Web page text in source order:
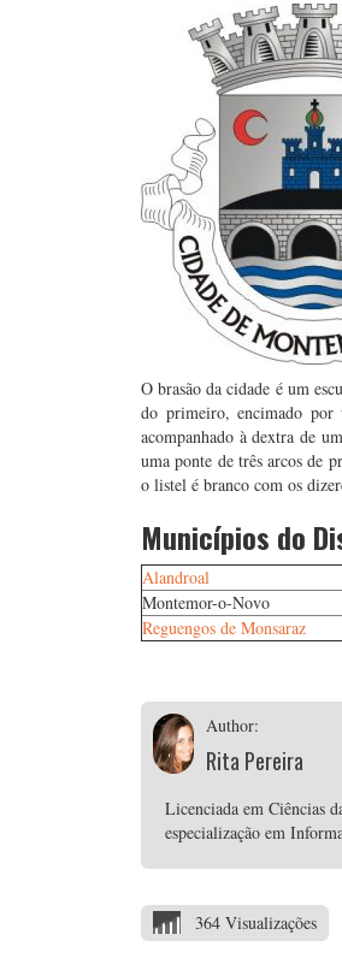
O brasão da cidade é um
do primeiro, encimado por
acompanhado à dextra de
uma ponte de três arcos de
o listel é branco com os
Municípios do
Alandroal
Montemor-o-Novo
Reguengos de Monsaraz
Author:
Rita Pereira
Licenciada em Ciências
especialização em
364 Visualizações